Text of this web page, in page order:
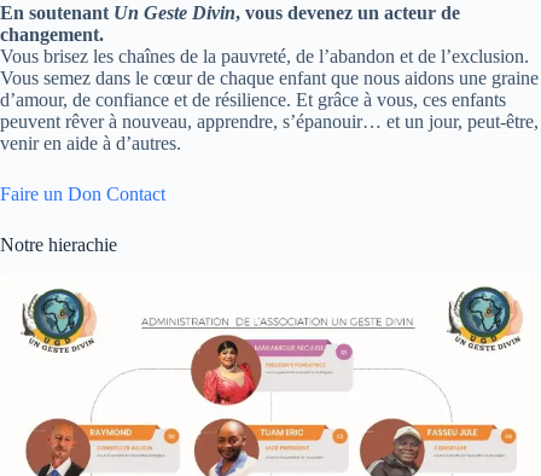
En soutenant Un Geste Divin, vous devenez un acteur de
changement.
Vous brisez les chaînes de la pauvreté, de l’abandon et de l’exclusion.
Vous semez dans le cœur de chaque enfant que nous aidons une graine
d’amour, de confiance et de résilience. Et grâce à vous, ces enfants
peuvent rêver à nouveau, apprendre, s’épanouir… et un jour, peut-être,
venir en aide à d’autres.
Faire un Don Contact
Notre hierachie